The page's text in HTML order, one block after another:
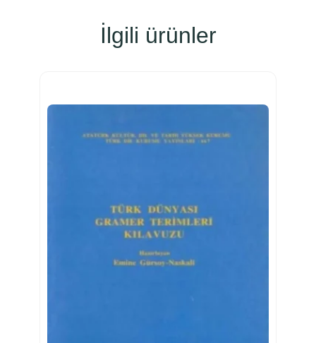
İlgili ürünler